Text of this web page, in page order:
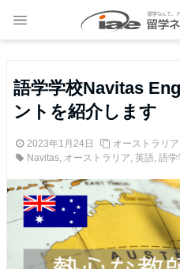
語学学校Navitas
ントを紹介します
2023年1月24日 オーストラリ
Navitas, オーストラリア, 英語, 語学